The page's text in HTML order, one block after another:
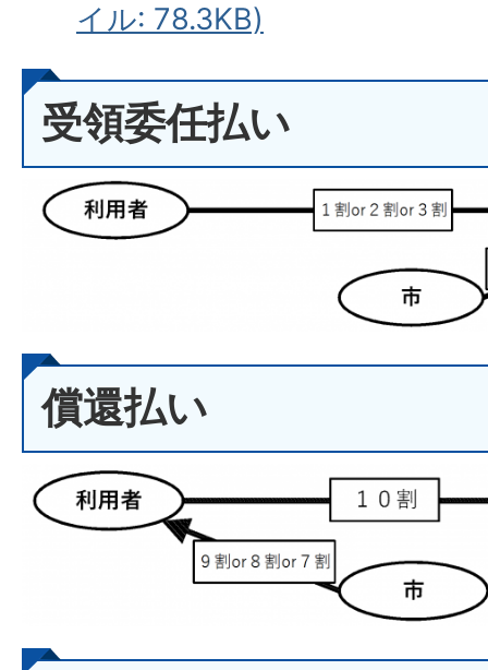
イル: 78.3KB)
受領委任払い
償還払い